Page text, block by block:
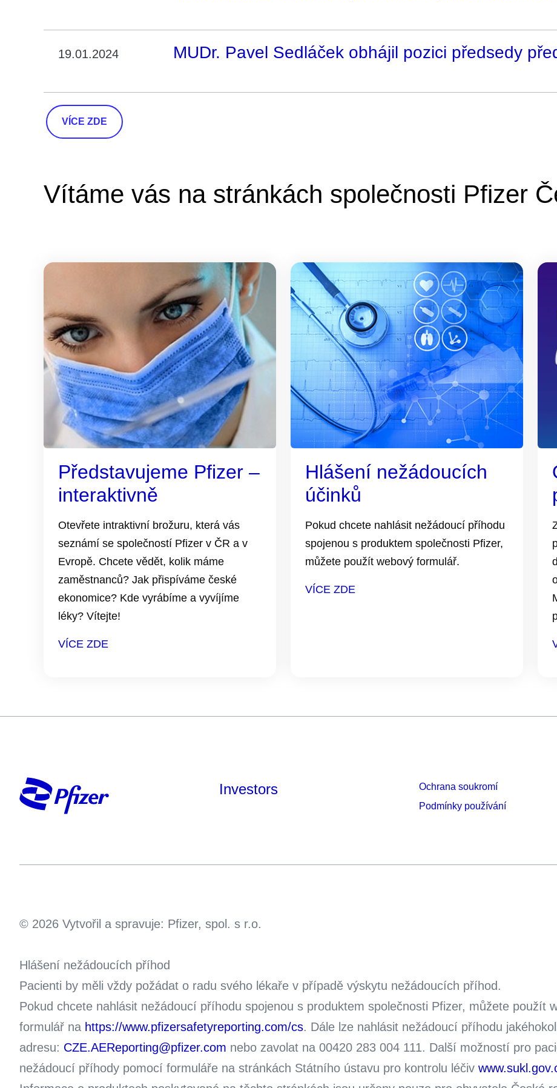
19.01.2024 MUDr. Pavel Sedláček obhájil pozici předsedy
VÍCE ZDE
Vítáme vás na stránkách společnosti Pfizer
Představujeme Pfizer –
interaktivně
Otevřete intraktivní brožuru, která vás
seznámí se společností Pfizer v ČR a v
Evropě. Chcete vědět, kolik máme
zaměstnanců? Jak přispíváme české
ekonomice? Kde vyrábíme a vyvíjíme
léky? Vítejte!
VÍCE ZDE
Hlášení nežádoucích
účinků
Pokud chcete nahlásit nežádoucí příhodu
spojenou s produktem společnosti Pfizer,
můžete použít webový formulář.
VÍCE ZDE
Investors
Ochrana soukromí
Podmínky používání
© 2026 Vytvořil a spravuje: Pfizer, spol. s r.o.
Hlášení nežádoucích příhod
Pacienti by měli vždy požádat o radu svého lékaře v případě výskytu nežádoucích příhod.
Pokud chcete nahlásit nežádoucí příhodu spojenou s produktem společnosti Pfizer, můžete použít
formulář na https://www.pfizersafetyreporting.com/cs. Dále lze nahlásit nežádoucí příhodu
adresu: CZE.AEReporting@pfizer.com nebo zavolat na 00420 283 004 111. Další možností pro
nežádoucí příhody pomocí formuláře na stránkách Státního ústavu pro kontrolu léčiv